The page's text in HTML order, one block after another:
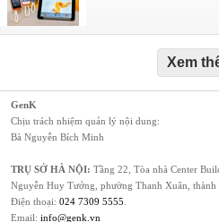
Xem
GenK
Chịu trách nhiệm quản lý nội dung:
Bà Nguyễn Bích Minh
TRỤ SỞ HÀ NỘI: Tầng 22, Tòa nhà Center
Nguyễn Huy Tưởng, phường Thanh Xuân, thành
Điện thoại: 024 7309 5555
Email: info@genk.vn